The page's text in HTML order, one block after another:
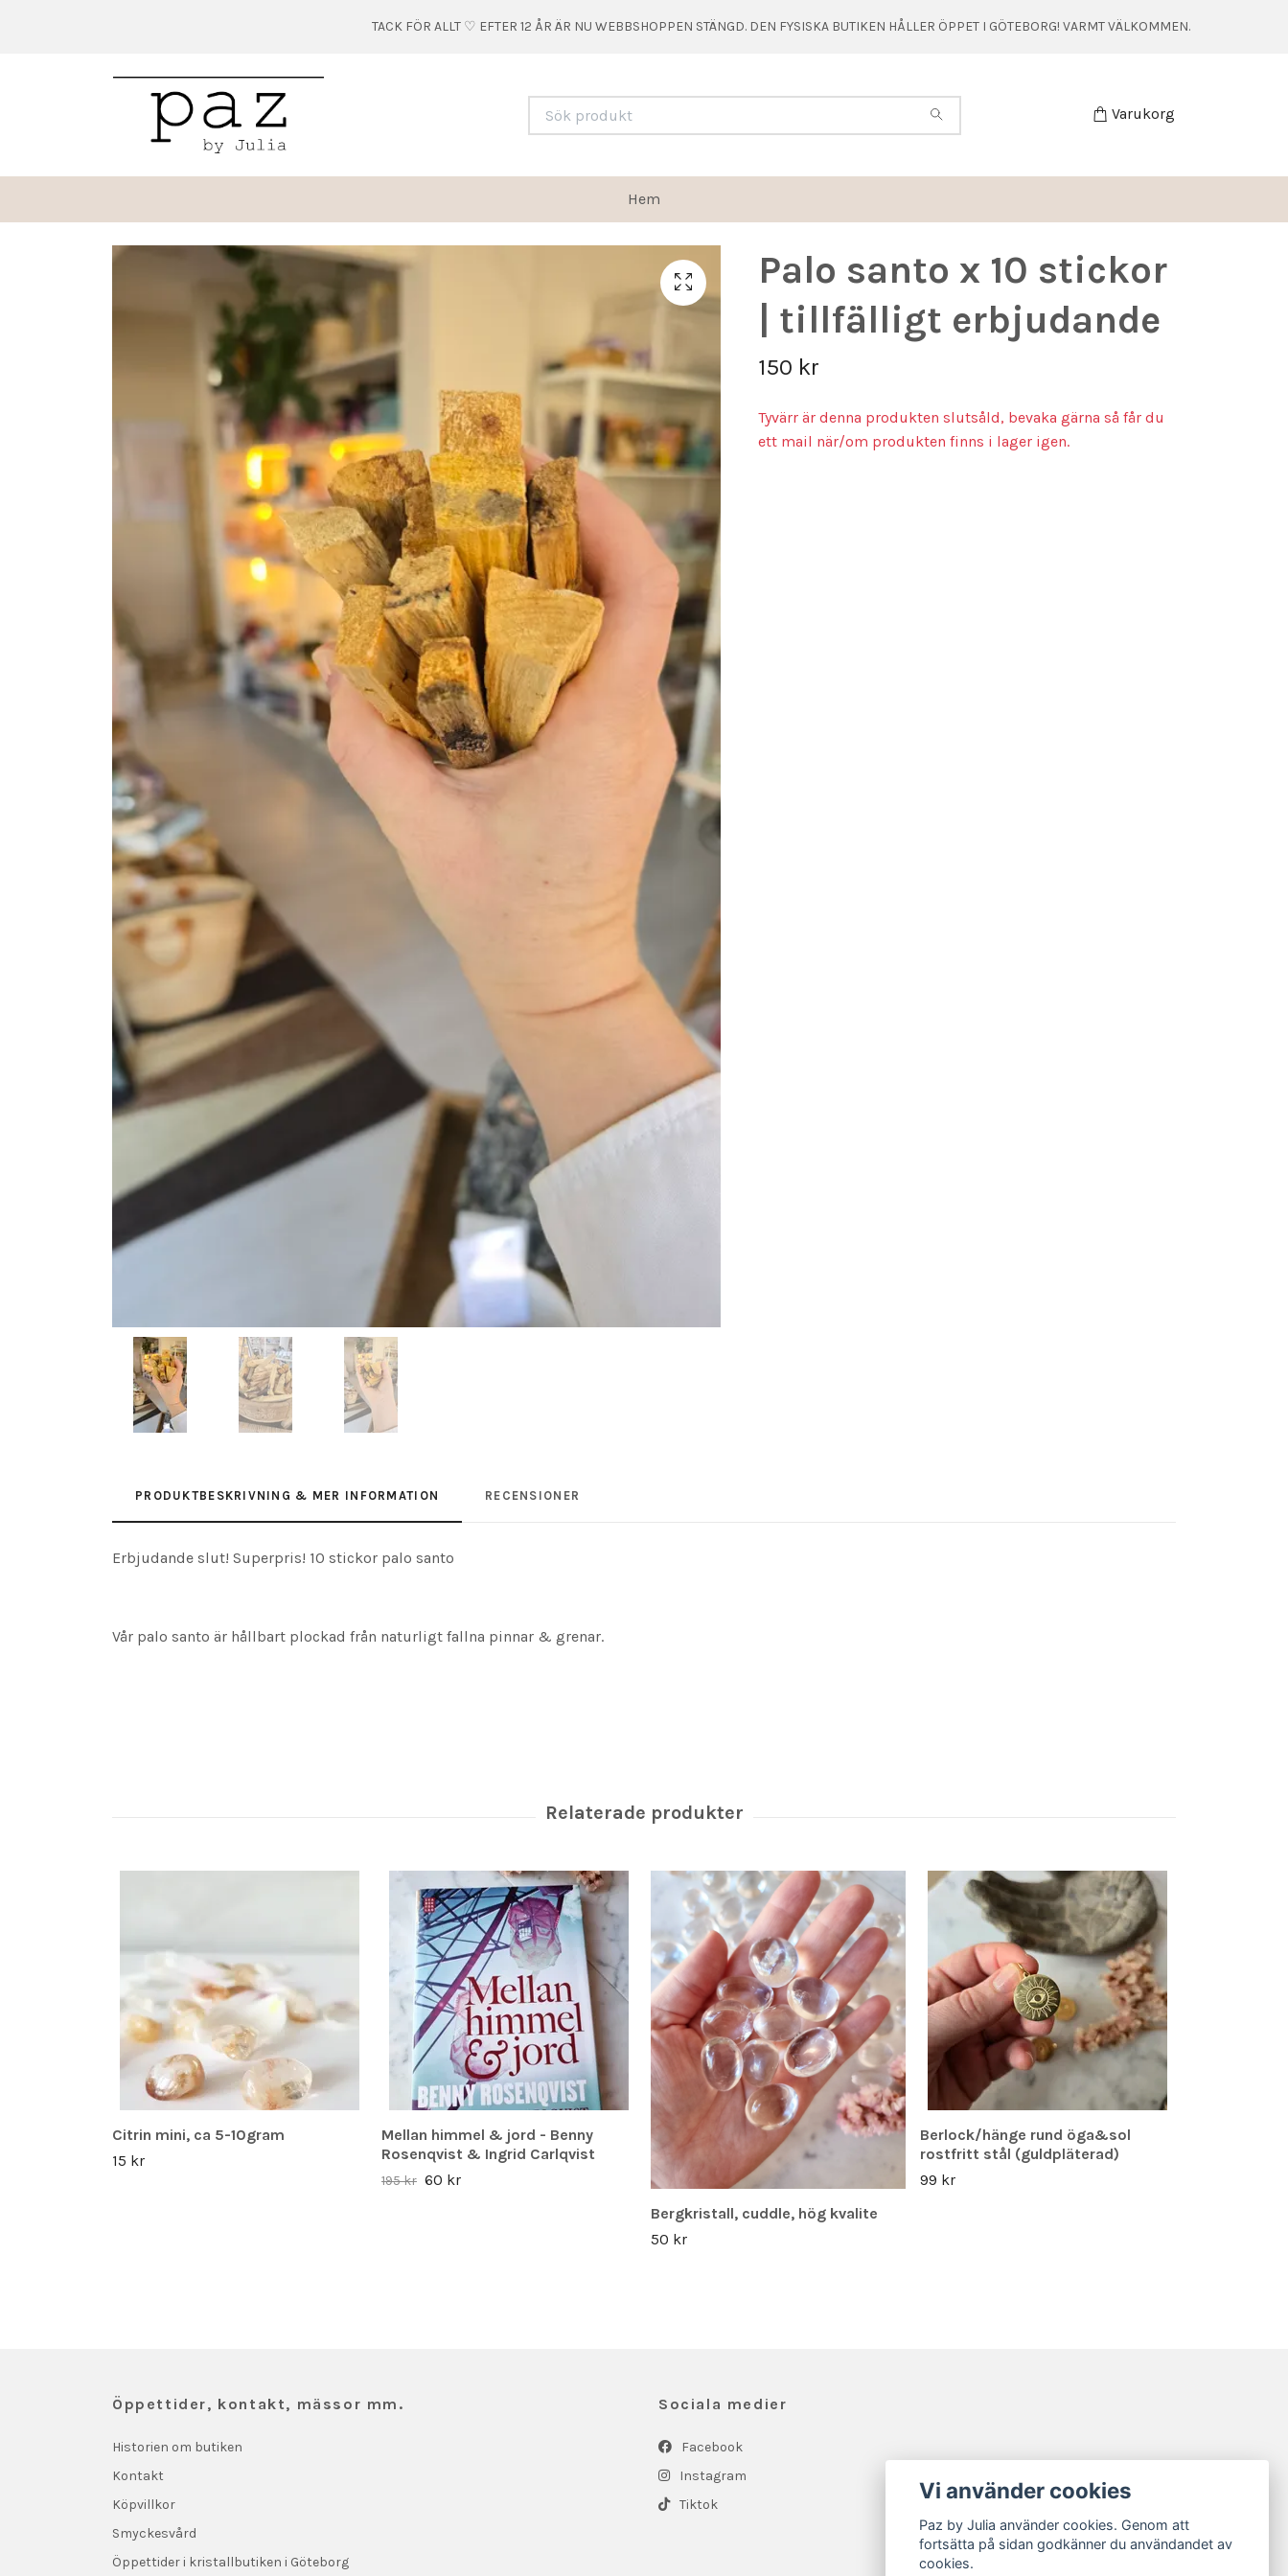
TACK FÖR ALLT ♡ EFTER 12 ÅR ÄR NU WEBBSHOPPEN STÄNGD. DEN FYSISKA BUTIKEN HÅLLER ÖPPET I GÖTEBORG! VARMT VÄLKOMMEN.
Varukorg
Hem
Palo santo x 10 stickor
| tillfälligt erbjudande
150 kr
Tyvärr är denna produkten slutsåld, bevaka gärna så får du
ett mail när/om produkten finns i lager igen.
PRODUKTBESKRIVNING & MER INFORMATION RECENSIONER
Erbjudande slut! Superpris! 10 stickor palo santo
Vår palo santo är hållbart plockad från naturligt fallna pinnar & grenar.
Citrin mini, ca 5-10gram
15 kr
Mellan himmel & jord - Benny
Rosenqvist & Ingrid Carlqvist
195 kr 60 kr
Bergkristall, cuddle, hög kvalite
50 kr
Berlock/hänge rund öga&sol
rostfritt stål (guldpläterad)
99 kr
Öppettider, kontakt, mässor mm.
Historien om butiken
Kontakt
Köpvillkor
Smyckesvård
Öppettider i kristallbutiken i Göteborg
Sociala medier
Facebook
Instagram
Tiktok
Vi använder cookies
Paz by Julia använder cookies. Genom att
fortsätta på sidan godkänner du användandet av
cookies.